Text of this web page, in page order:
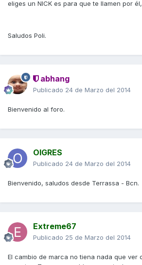
eliges un NICK es para que te llamen por
Saludos Poli.
abhang
Publicado 24 de Marzo del 2014
Bienvenido al foro.
OIGRES
Publicado 24 de Marzo del 2014
Bienvenido, saludos desde Terrassa - Bcn.
Extreme67
Publicado 25 de Marzo del 2014
El cambio de marca no tiena nada que ver